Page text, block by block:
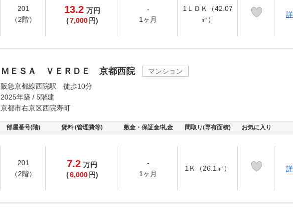
201
（2階）
13.2 万円
(7,000 円)
-
1ヶ月
1ＬＤＫ（42.07
㎡）
ＭＥＳＡ ＶＥＲＤＥ 京都西院
マンション
阪急京都線西院駅 徒歩10分
2025年築 / 5階建
京都市右京区西院寿町
部屋番号(階) 賃料 (管理費等) 敷金・保証金/礼金 間取り(専有面積) お気に入り
201
（2階）
7.2 万円
(6,000 円)
-
1ヶ月
1Ｋ（26.1㎡）